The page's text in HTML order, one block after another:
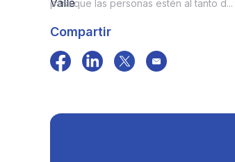
para que las personas estén al tanto d...
Compartir